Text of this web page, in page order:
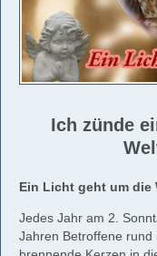
Ich zünde
Ein Licht geht um die
Jedes Jahr am 2.
Jahren Betroffene